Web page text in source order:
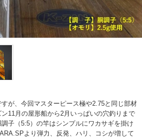
が、今回マスターピース極や2.75と同じ部材
11月の屋形船から2月いっぱいの穴釣りまで
子（5:5）の竿はシンプルにワカサギを掛け
より弾力、反発、ハリ、コシが増して